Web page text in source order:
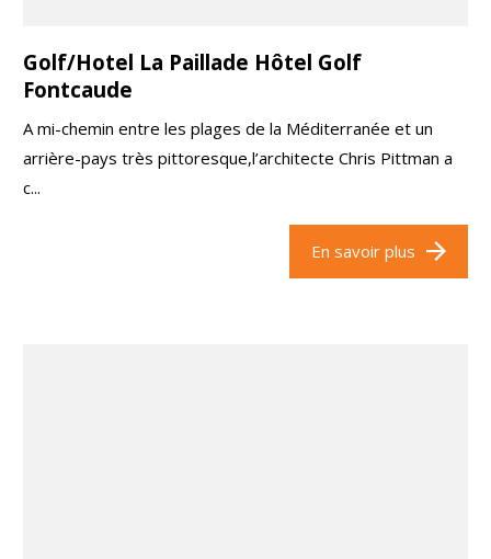
Golf/Hotel La Paillade Hôtel Golf
Fontcaude
A mi-chemin entre les plages de la Méditerranée et un
arrière-pays très pittoresque,l’architecte Chris Pittman a
c...
En savoir plus